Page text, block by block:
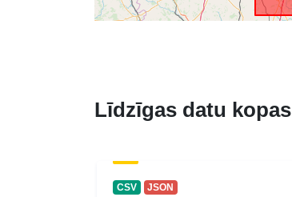
Līdzīgas datu kopas
CSV JSON